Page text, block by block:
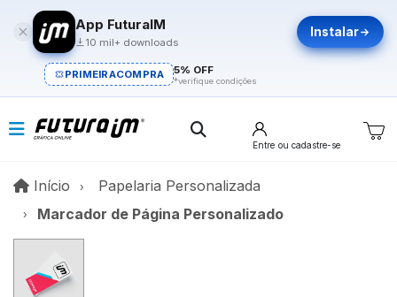
App FuturaIM
10 mil+ downloads
Instalar
PRIMEIRACOMPRA 5% OFF
*verifique condições
Entre ou cadastre-se
Início InícioPapelaria Personalizada
Marcador de Página Personalizado